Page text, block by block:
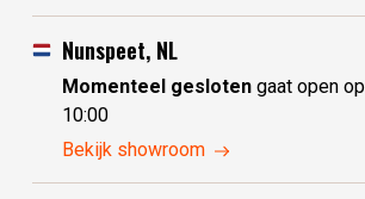
vrijdag
zaterdag
zondag
maandag
dinsdag
Nunspeet, NL
Momenteel geslotengaat open
10:00
donderdag
vrijdag
Bekijk showroom